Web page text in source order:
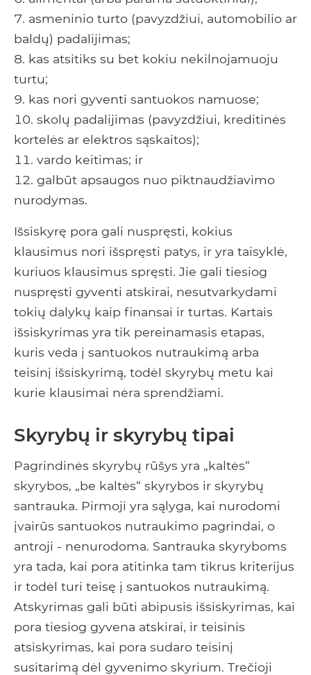
asmeninio turto (pavyzdžiui, automobilio ar
baldų) padalijimas;
kas atsitiks su bet kokiu nekilnojamuoju
turtu;
kas nori gyventi santuokos namuose;
skolų padalijimas (pavyzdžiui, kreditinės
kortelės ar elektros sąskaitos);
vardo keitimas; ir
galbūt apsaugos nuo piktnaudžiavimo
nurodymas.
Išsiskyrę pora gali nuspręsti, kokius
klausimus nori išspręsti patys, ir yra taisyklė,
kuriuos klausimus spręsti. Jie gali tiesiog
nuspręsti gyventi atskirai, nesutvarkydami
tokių dalykų kaip finansai ir turtas. Kartais
išsiskyrimas yra tik pereinamasis etapas,
kuris veda į santuokos nutraukimą arba
teisinį išsiskyrimą, todėl skyrybų metu kai
kurie klausimai nėra sprendžiami.
Skyrybų ir skyrybų tipai
Pagrindinės skyrybų rūšys yra „kaltės“
skyrybos, „be kaltės“ skyrybos ir skyrybų
santrauka. Pirmoji yra sąlyga, kai nurodomi
įvairūs santuokos nutraukimo pagrindai, o
antroji - nenurodoma. Santrauka skyryboms
yra tada, kai pora atitinka tam tikrus kriterijus
ir todėl turi teisę į santuokos nutraukimą.
Atskyrimas gali būti abipusis išsiskyrimas, kai
pora tiesiog gyvena atskirai, ir teisinis
atsiskyrimas, kai pora sudaro teisinį
susitarimą dėl gyvenimo skyrium. Trečioji